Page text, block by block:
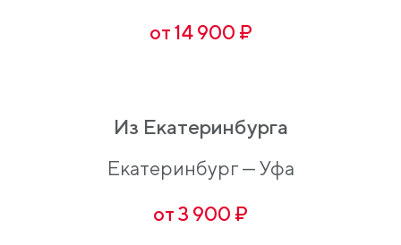
от 14 900 ₽
Из Екатеринбурга
Екатеринбург — Уфа
от 3 900 ₽